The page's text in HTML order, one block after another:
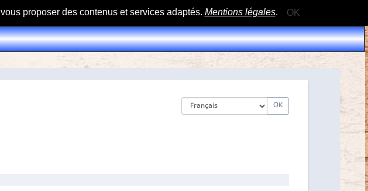
proposer des contenus et services adaptés. Mentions légales. OK